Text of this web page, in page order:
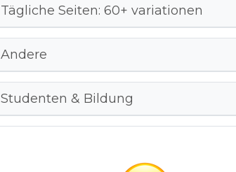
Tägliche Seiten: 60+ variationen
Andere
Studenten & Bildung